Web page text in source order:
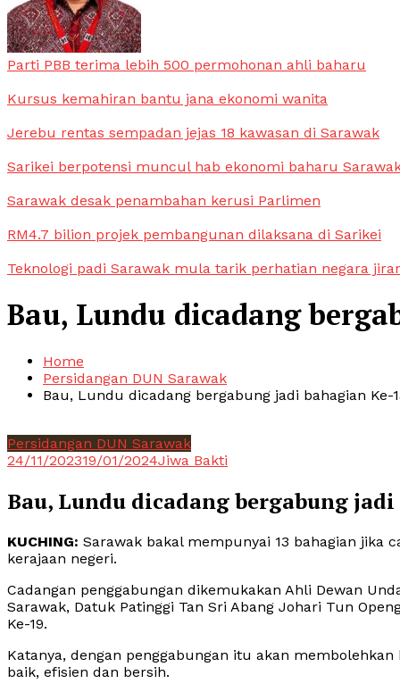
Parti PBB terima lebih 500 permohonan ahli baharu
Kursus kemahiran bantu jana ekonomi wanita
Jerebu rentas sempadan jejas 18 kawasan di Sarawak
Sarikei berpotensi muncul hab ekonomi baharu
Sarawak desak penambahan kerusi Parlimen
RM4.7 bilion projek pembangunan dilaksana di Sarikei
Teknologi padi Sarawak mula tarik perhatian negara
Bau, Lundu dicadang
Home
Persidangan DUN Sarawak
Bau, Lundu dicadang bergabung jadi bahagian Ke-
Persidangan DUN Sarawak
24/11/202319/01/2024Jiwa Bakti
Bau, Lundu dicadang bergabung
KUCHING: Sarawak bakal mempunyai 13 bahagian jika
kerajaan negeri.
Cadangan penggabungan dikemukakan Ahli Dewan
Sarawak, Datuk Patinggi Tan Sri Abang Johari Tun
Ke-19.
Katanya, dengan penggabungan itu akan
baik, efisien dan bersih.